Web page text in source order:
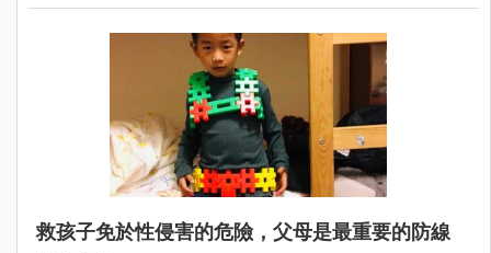
救孩子免於性侵害的危險，父母是最重要的防線